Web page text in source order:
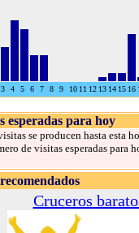
3 4 5 6 7 8 9 10 11 12 13 14 15 16
esperadas para hoy
se producen hasta esta
de visitas esperadas para
Cruceros